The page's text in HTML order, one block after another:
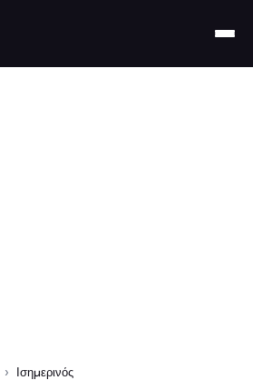
Ισημερινός